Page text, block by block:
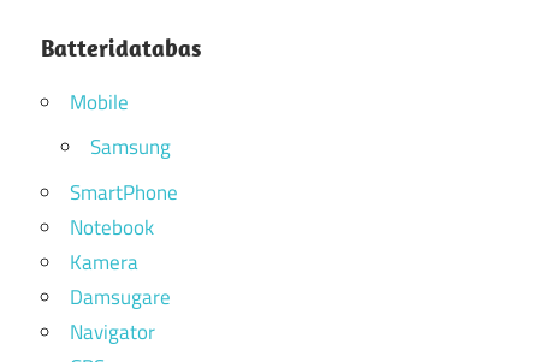
Batteridatabas
Mobile
Samsung
SmartPhone
Notebook
Kamera
Damsugare
Navigator